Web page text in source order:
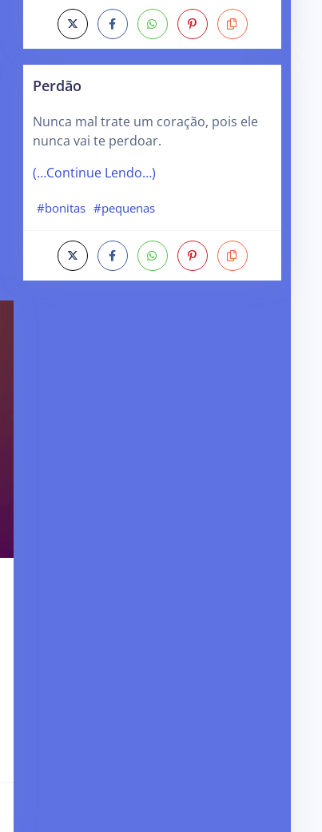
Perdão
Nunca mal trate um coração, pois ele
nunca vai te perdoar.
(…Continue Lendo…)
#bonitas #pequenas